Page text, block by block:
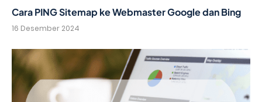
Cara PING Sitemap ke Webmaster Google dan Bing
16 Desember 2024